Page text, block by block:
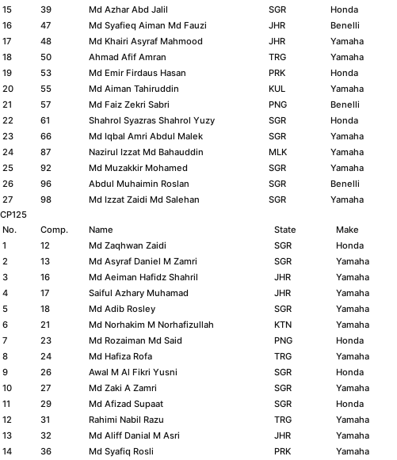
15
39 Md Azhar Abd Jalil SGR Honda
16
47 Md Syafieq Aiman Md Fauzi JHR Benelli
17
48 Md Khairi Asyraf Mahmood JHR Yamaha
18
50 Ahmad Afif Amran TRG Yamaha
19
53 Md Emir Firdaus Hasan PRK Honda
20
55 Md Aiman Tahiruddin KUL Yamaha
21
57 Md Faiz Zekri Sabri PNG Benelli
22
61 Shahrol Syazras Shahrol Yuzy SGR Honda
23
66 Md Iqbal Amri Abdul Malek SGR Yamaha
24
87 Nazirul Izzat Md Bahauddin MLK Yamaha
25
92 Md Muzakkir Mohamed SGR Yamaha
26
96 Abdul Muhaimin Roslan SGR Benelli
27
98 Md Izzat Zaidi Md Salehan SGR Yamaha
CP125
No.
Comp. Name State Make
1
12 Md Zaqhwan Zaidi SGR Honda
2
13 Md Asyraf Daniel M Zamri SGR
Yamaha
3
16 Md Aeiman Hafidz Shahril JHR Yamaha
4
17 Saiful Azhary Muhamad JHR Yamaha
5
18 Md Adib Rosley SGR Yamaha
6
21 Md Norhakim M Norhafizullah KTN Yamaha
7
23 Md Rozaiman Md Said PNG Honda
8
24 Md Hafiza Rofa TRG Yamaha
9
26 Awal M Al Fikri Yusni SGR Honda
10
27 Md Zaki A Zamri SGR Yamaha
11
29 Md Afizad Supaat SGR Honda
12
31 Rahimi Nabil Razu TRG Yamaha
13
32 Md Aliff Danial M Asri JHR Yamaha
14
36 Md Syafiq Rosli PRK Yamaha